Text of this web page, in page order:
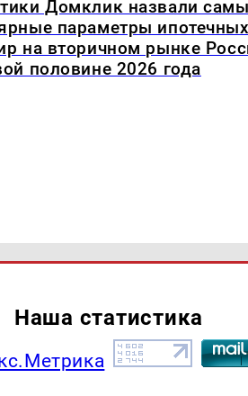
Домклик назвали
параметры ипотечных
на вторичном рынке
половине 2026 года
Наша статистика